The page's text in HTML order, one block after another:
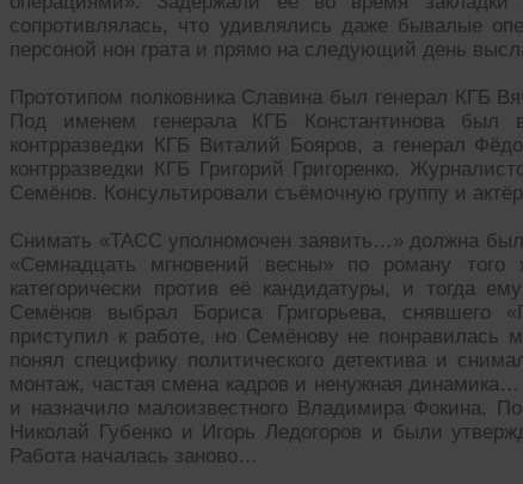
сопротивлялась, что удивлялись даже бывалые
персоной нон грата и прямо на следующий день
Прототипом полковника Славина был генерал КГБ
Под именем генерала КГБ Константинова был
контрразведки КГБ Виталий Бояров, а генерал
контрразведки КГБ Григорий Григоренко.
Семёнов. Консультировали съёмочную группу и
Снимать «ТАСС уполномочен заявить…» должна
«Семнадцать мгновений весны» по роману
категорически против её кандидатуры, и тогда
Семёнов выбрал Бориса Григорьева, снявшего
приступил к работе, но Семёнову не понравилась
понял специфику политического детектива и
монтаж, частая смена кадров и ненужная динамика…
и назначило малоизвестного Владимира Фокина.
Николай Губенко и Игорь Ледогоров и были
Работа началась заново…